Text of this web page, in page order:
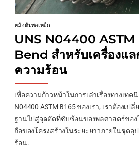
หม้อต้มท่อเหล็ก
UNS N04400 ASTM
Bend สำหรับเครื่องแล
ความร้อน
เพื่อความก้าวหน้าในการเล่าเรื่องทางเทค
N04400 ASTM B165 ของเรา, เราต้องเป
ฐานไปสู่จุดตัดที่ซับซ้อนของพลศาสตร์ของ
ถือของโครงสร้างในระยะยาวภายในชุดอุ
ร้อน.